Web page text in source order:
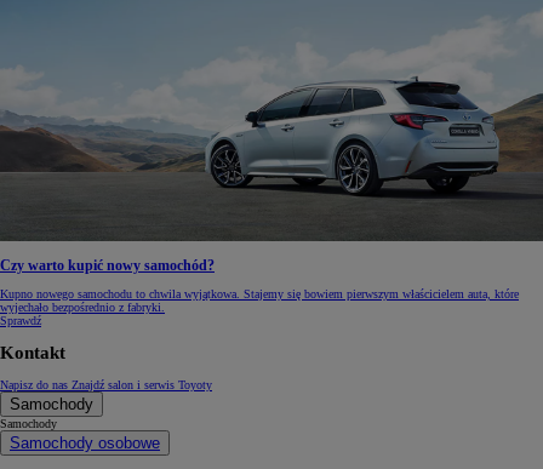
Czy warto kupić nowy samochód?
Kupno nowego samochodu to chwila wyjątkowa. Stajemy się bowiem pierwszym właścicielem auta, które
wyjechało bezpośrednio z fabryki.
Sprawdź
Kontakt
Napisz do nas Znajdź salon i serwis Toyoty
Samochody
Samochody
Samochody osobowe